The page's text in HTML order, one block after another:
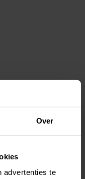
Over
advertenties te